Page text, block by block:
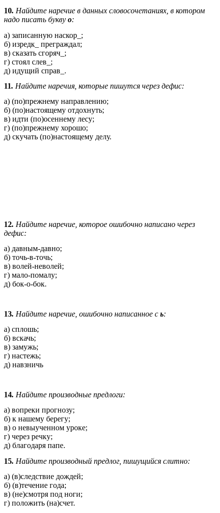
10. Найдите наречие в данных словосочетаниях, в котором
надо писать букву о:
а) записанную наскор_;
б) изредк_ преграждал;
в) сказать сгоряч_;
г) стоял слев_;
д) идущий справ_.
11. Найдите наречия, которые пишутся через дефис:
а) (по)прежнему направлению;
б) (по)настоящему отдохнуть;
в) идти (по)осеннему лесу;
г) (по)прежнему хорошо;
д) скучать (по)настоящему делу.
12. Найдите наречие, которое ошибочно написано через
дефис:
а) давным-давно;
б) точь-в-точь;
в) волей-неволей;
г) мало-помалу;
д) бок-о-бок.
13. Найдите наречие, ошибочно написанное с ь:
а) сплошь;
б) вскачь;
в) замужь;
г) настежь;
д) навзничь
14. Найдите производные предлоги:
а) вопреки прогнозу;
б) к нашему берегу;
в) о невыученном уроке;
г) через речку;
д) благодаря папе.
15. Найдите производный предлог, пишущийся слитно:
а) (в)следствие дождей;
б) (в)течение года;
в) (не)смотря под ноги;
г) положить (на)счет.